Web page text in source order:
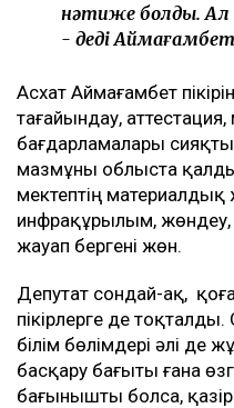
нәтиже болды. Ал
- деді
Асхат Аймағамбет
тағайындау,
бағдарламалары
мазмұны облыста
мектептің
инфрақұрылым,
жауап бергені жөн.
Депутат сондай-ақ,
пікірлерге де
білім бөлімдері әлі де
басқару бағыты ғана
бағынышты болса,